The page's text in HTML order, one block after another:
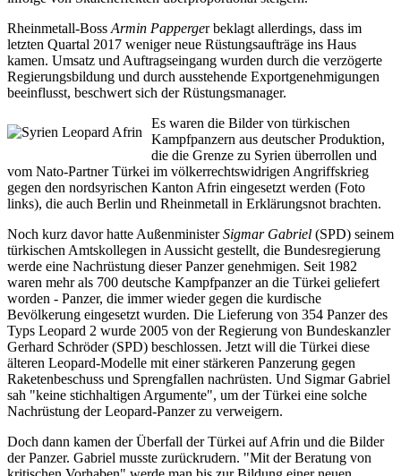
Rheinmetall-Boss Armin Papperger beklagt allerdings, dass im
letzten Quartal 2017 weniger neue Rüstungsaufträge ins Haus
kamen. Umsatz und Auftragseingang wurden durch die verzögerte
Regierungsbildung und durch ausstehende Exportgenehmigungen
beeinflusst, beschwert sich der Rüstungsmanager.
Es waren die Bilder von türkischen
Kampfpanzern aus deutscher Produktion,
die die Grenze zu Syrien überrollen und
vom Nato-Partner Türkei im völkerrechtswidrigen Angriffskrieg
gegen den nordsyrischen Kanton Afrin eingesetzt werden (Foto
links), die auch Berlin und Rheinmetall in Erklärungsnot brachten.
Noch kurz davor hatte AußenministerSigmar Gabriel (SPD) seinem
türkischen Amtskollegen in Aussicht gestellt, die Bundesregierung
werde eine Nachrüstung dieser Panzer genehmigen. Seit 1982
waren mehr als 700 deutsche Kampfpanzer an die Türkei geliefert
worden - Panzer, die immer wieder gegen die kurdische
Bevölkerung eingesetzt wurden. Die Lieferung von 354 Panzer des
Typs Leopard 2 wurde 2005 von der Regierung von Bundeskanzler
Gerhard Schröder (SPD) beschlossen. Jetzt will die Türkei diese
älteren Leopard-Modelle mit einer stärkeren Panzerung gegen
Raketenbeschuss und Sprengfallen nachrüsten. Und Sigmar Gabriel
sah "keine stichhaltigen Argumente", um der Türkei eine solche
Nachrüstung der Leopard-Panzer zu verweigern.
Doch dann kamen der Überfall der Türkei auf Afrin und die Bilder
der Panzer. Gabriel musste zurückrudern. "Mit der Beratung von